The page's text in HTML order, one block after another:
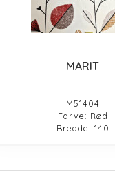
MARIT
M51404
Farve: Rød
Bredde: 140